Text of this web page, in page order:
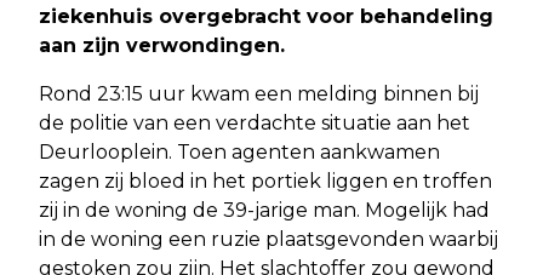
ziekenhuis overgebracht voor behandeling
aan zijn verwondingen.
Rond 23:15 uur kwam een melding binnen bij
de politie van een verdachte situatie aan het
Deurlooplein. Toen agenten aankwamen
zagen zij bloed in het portiek liggen en troffen
zij in de woning de 39-jarige man. Mogelijk had
in de woning een ruzie plaatsgevonden waarbij
gestoken zou zijn. Het slachtoffer zou gewond